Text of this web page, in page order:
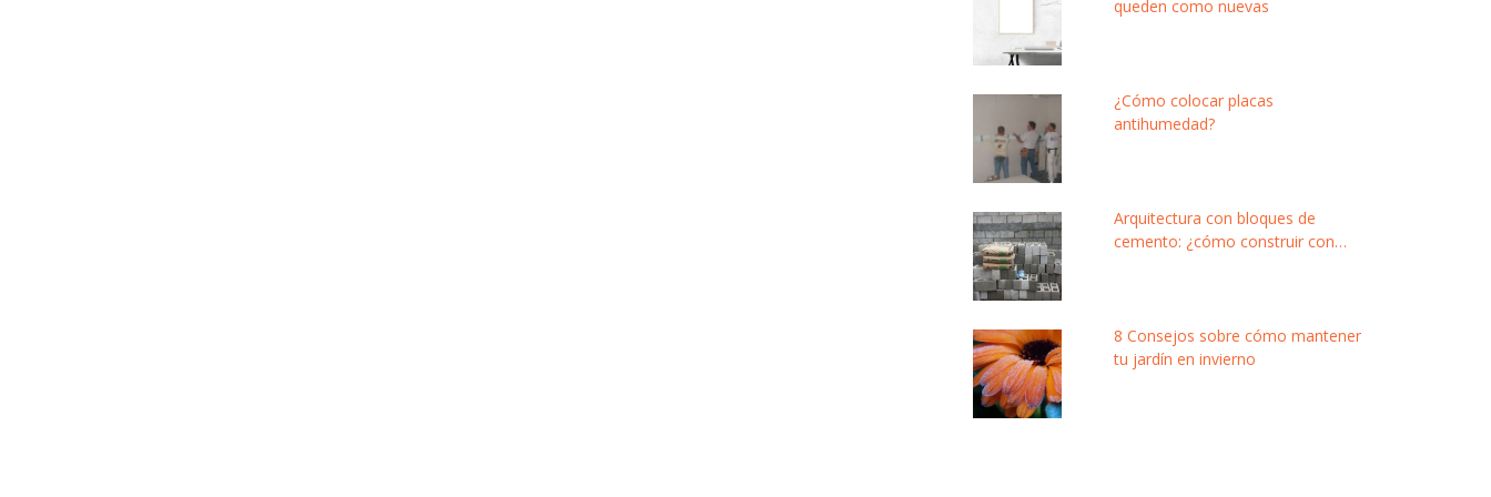
queden como nuevas
¿Cómo colocar placas
antihumedad?
Arquitectura con bloques de
cemento: ¿cómo construir con
8 Consejos sobre cómo mantener
tu jardín en invierno